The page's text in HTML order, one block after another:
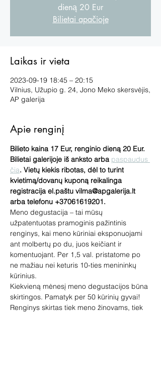
dieną 20 Eur
Bilietai apačioje
Laikas ir vieta
2023-09-19 18:45 – 20:15
Vilnius, Užupio g. 24, Jono Meko skersvėjis,
AP galerija
Apie renginį
Bilieto kaina 17 Eur, renginio dieną 20 Eur.
Bilietai galerijoje iš anksto arba paspaudus
čia. Vietų kiekis ribotas, dėl to turint
kvietimą/dovanų kuponą reikalinga
registracija el.paštu vilma@apgalerija.lt
arba telefonu +37061619201.
Meno degustacija – tai mūsų
užpatentuotas pramoginis pažintinis
renginys, kai meno kūriniai eksponuojami
ant molbertų po du, juos keičiant ir
komentuojant. Per 1,5 val. pristatome po
ne mažiau nei keturis 10-ties menininkų
kūrinius.
Kiekvieną mėnesį meno degustacijos būna
skirtingos. Pamatyk per 50 kūrinių gyvai!
Renginys skirtas tiek meno žinovams, tiek